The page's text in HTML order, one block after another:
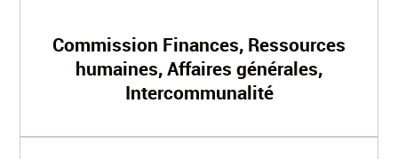
Commission Finances, Ressources
humaines, Affaires générales,
Intercommunalité